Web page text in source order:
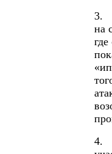
3.
на
4.